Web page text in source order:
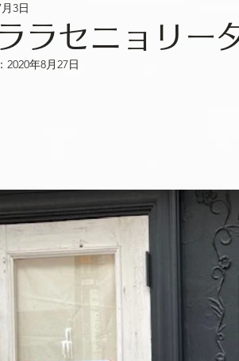
ラセニョリー
3日
2020年8月27日